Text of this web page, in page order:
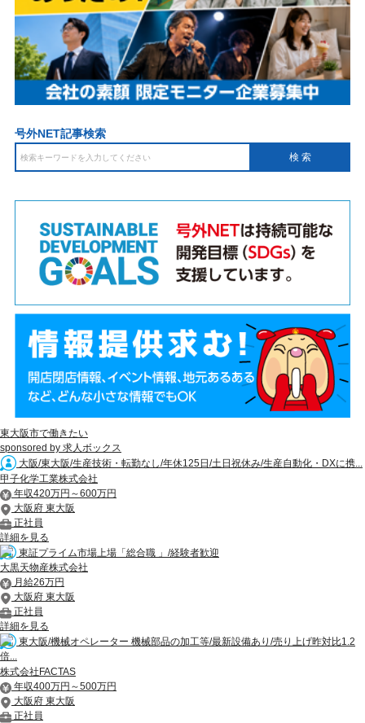
号外NET記事検索
東大阪市で働きたい
sponsored by 求人ボックス
大阪/東大阪/生産技術・転勤なし/年休125日/土日祝休み/生産自動化・DXに携...
甲子化学工業株式会社
年収420万円～600万円
大阪府 東大阪
正社員
詳細を見る
東証プライム市場上場「総合職 」/経験者歓迎
大黒天物産株式会社
月給26万円
大阪府 東大阪
正社員
詳細を見る
東大阪/機械オペレーター 機械部品の加工等/最新設備あり/売り上げ昨対比1.2
倍...
株式会社FACTAS
年収400万円～500万円
大阪府 東大阪
正社員